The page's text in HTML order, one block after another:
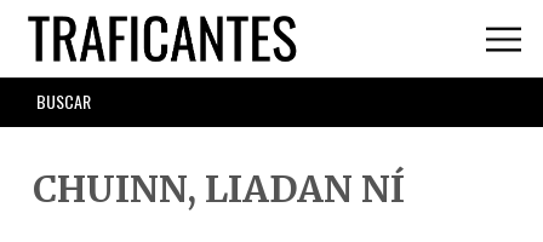
Skip
main
content
SEARCH
FORM
CHUINN, LIADAN NÍ